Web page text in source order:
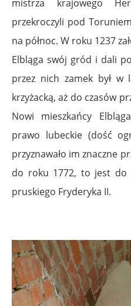
mistrza krajowego
przekroczyli pod
na północ. W roku 1237
Elbląga swój gród i dali
przez nich zamek był w
krzyżacką, aż do czasów
Nowi mieszkańcy
prawo lubeckie (dość
przyznawało im znaczne
do roku 1772, to jest do
pruskiego Fryderyka II.